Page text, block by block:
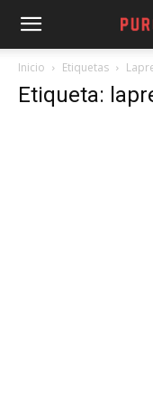
Inicio Etiquetas
Etiqueta: